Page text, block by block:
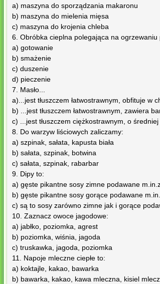
a) maszyna do sporządzania makaronu
b) maszyna do mielenia mięsa
c) maszyna do krojenia chleba
6. Obróbka cieplna polegająca na
a) gotowanie
b) smażenie
c) duszenie
d) pieczenie
7. Masło...
a)...jest tłuszczem łatwostrawnym, obfituje w
b) ...jest tłuszczem łatwostrawnym, zawiera
c) ...jest tłuszczem ciężkostrawnym, o
8. Do warzyw liściowych zaliczamy:
a) szpinak, sałata, kapusta biała
b) sałata, szpinak, botwina
c) sałata, szpinak, rabarbar
9. Dipy to:
a) gęste pikantne sosy zimne podawane
b) gęste pikantne sosy gorące podawane
c) są to sosy zarówno zimne jak i gorące
10. Zaznacz owoce jagodowe:
a) jabłko, poziomka, agrest
b) poziomka, wiśnia, jagoda
c) truskawka, jagoda, poziomka
11. Napoje mleczne ciepłe to:
a) koktajle, kakao, bawarka
b) bawarka, kakao, kawa mleczna, kisiel